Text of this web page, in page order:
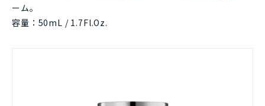
ーム。
容量：50mL / 1.7Fl.Oz.